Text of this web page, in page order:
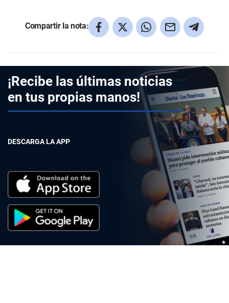
Compartir la nota:
¡Recibe las últimas noticias
en tus propias manos!
DESCARGA LA APP